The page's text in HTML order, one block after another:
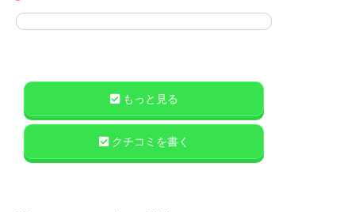
もっと見る
クチコミを書く